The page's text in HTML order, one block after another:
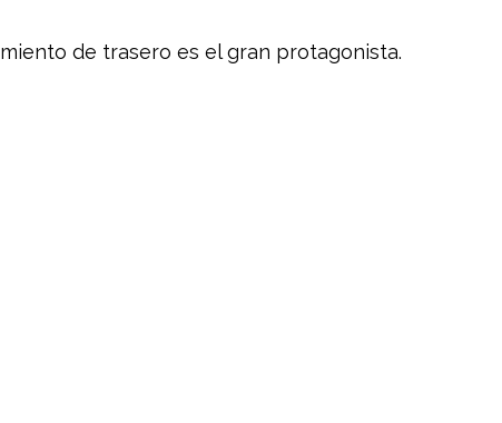
de trasero es el gran protagonista.